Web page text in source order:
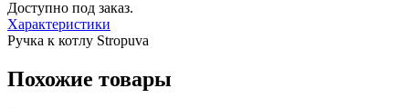
Доступно под заказ.
Характеристики
Ручка к котлу Stropuva
Похожие товары